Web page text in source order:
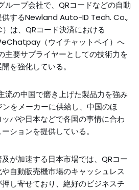
ープ会社で、QRコードなどの自動
供するNewland Auto-ID Tech. Co.,
は、QRコード決済における
（ウイチャットペイ）へ
主要サプライヤーとしての技術力を
を強化している。
流の中国で磨き上げた製品力を強み
をメーカーに供給し、中国のほ
パや日本などで各国の事情に合わ
ションを提供している。
が加速する日本市場では、QRコー
自動販売機市場のキャッシュレス
し寄せており、絶好のビジネスチ